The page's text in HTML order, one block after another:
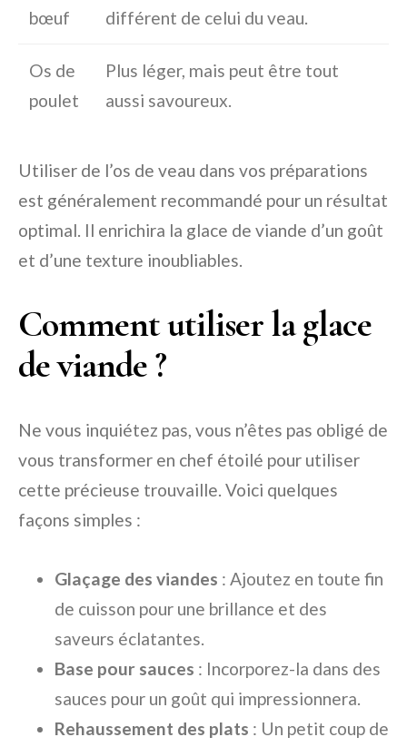
bœuf
différent de celui du veau.
Os de
poulet
Plus léger, mais peut être tout
aussi savoureux.
Utiliser de l’os de veau dans vos préparations
est généralement recommandé pour un résultat
optimal. Il enrichira la glace de viande d’un goût
et d’une texture inoubliables.
Comment utiliser la glace
de viande ?
Ne vous inquiétez pas, vous n’êtes pas obligé de
vous transformer en chef étoilé pour utiliser
cette précieuse trouvaille. Voici quelques
façons simples :
Glaçage des viandes : Ajoutez en toute fin
de cuisson pour une brillance et des
saveurs éclatantes.
Base pour sauces : Incorporez-la dans des
sauces pour un goût qui impressionnera.
Rehaussement des plats : Un petit coup de